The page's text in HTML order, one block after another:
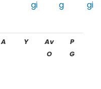
P
Av
Y
A
G
O